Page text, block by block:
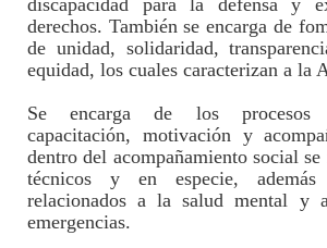
derechos. También se encarga de
de unidad, solidaridad,
equidad, los cuales caracterizan a la
Se encarga de los procesos
capacitación, motivación y
dentro del acompañamiento social
técnicos y en especie, además
relacionados a la salud mental y
emergencias.